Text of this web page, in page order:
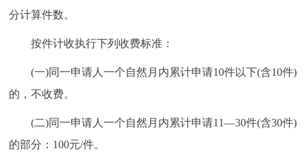
分计算件数。
按件计收执行下列收费标准：
(一)同一申请人一个自然月内累计申请10件以下(含10件)
的，不收费。
(二)同一申请人一个自然月内累计申请11—30件(含30件)
的部分：100元/件。